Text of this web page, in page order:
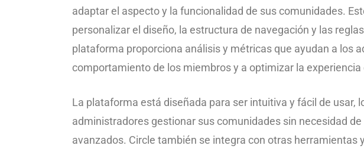
adaptar el aspecto y la funcionalidad de sus comunidades.
personalizar el diseño, la estructura de navegación y las
plataforma proporciona análisis y métricas que ayudan a los
comportamiento de los miembros y a optimizar la experiencia
La plataforma está diseñada para ser intuitiva y fácil de usar,
administradores gestionar sus comunidades sin necesidad
avanzados. Circle también se integra con otras herramientas